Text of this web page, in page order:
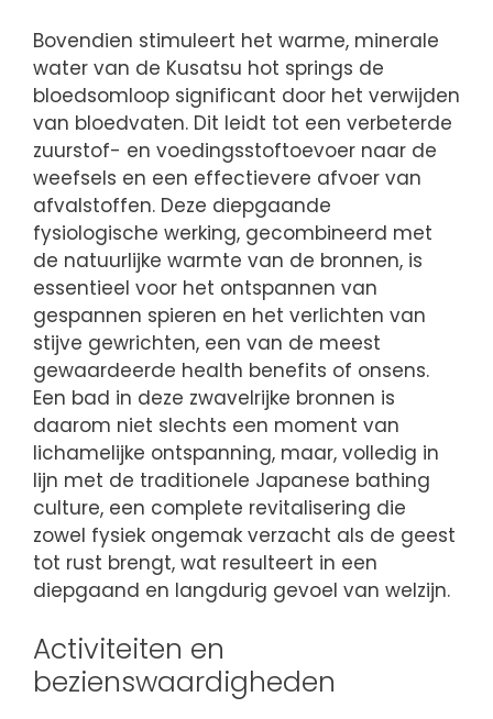
Bovendien stimuleert het warme, minerale
water van de Kusatsu hot springs de
bloedsomloop significant door het verwijden
van bloedvaten. Dit leidt tot een verbeterde
zuurstof- en voedingsstoftoevoer naar de
weefsels en een effectievere afvoer van
afvalstoffen. Deze diepgaande
fysiologische werking, gecombineerd met
de natuurlijke warmte van de bronnen, is
essentieel voor het ontspannen van
gespannen spieren en het verlichten van
stijve gewrichten, een van de meest
gewaardeerde health benefits of onsens.
Een bad in deze zwavelrijke bronnen is
daarom niet slechts een moment van
lichamelijke ontspanning, maar, volledig in
lijn met de traditionele Japanese bathing
culture, een complete revitalisering die
zowel fysiek ongemak verzacht als de geest
tot rust brengt, wat resulteert in een
diepgaand en langdurig gevoel van welzijn.
Activiteiten en
bezienswaardigheden